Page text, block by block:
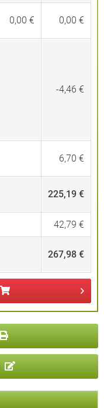
0,00 € 0,00 €
-4,46 €
6,70 €
225,19 €
42,79 €
267,98 €